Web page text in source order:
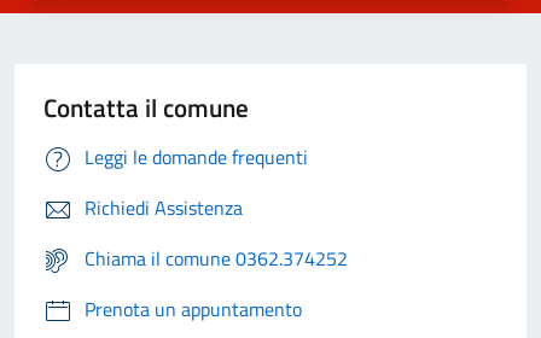
Contatta il comune
Leggi le domande frequenti
Richiedi Assistenza
Chiama il comune 0362.374252
Prenota un appuntamento